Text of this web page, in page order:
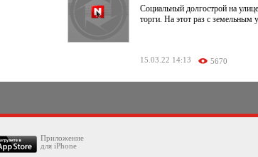
Социальный долгострой на
торги. На этот раз с земельным
15.03.22 14:13 5670
Приложение
для iPhone